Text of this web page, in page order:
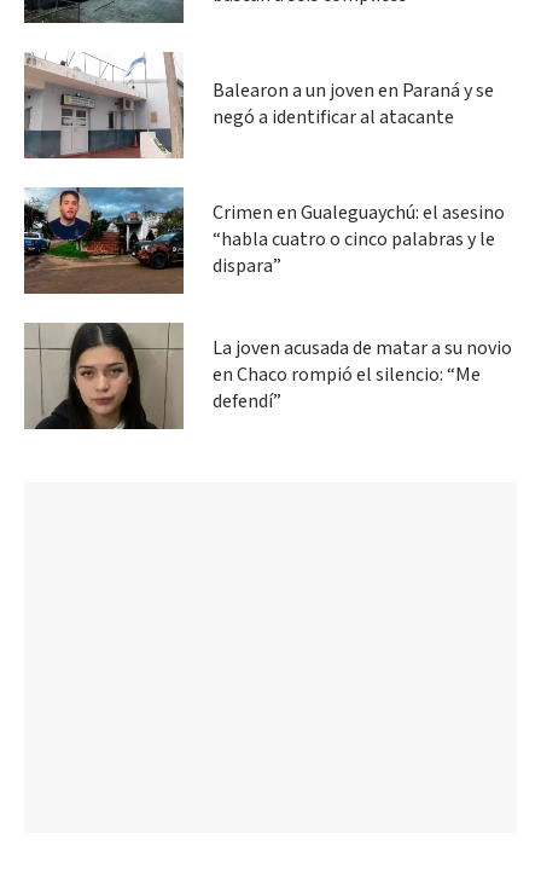
Balearon a un joven en Paraná y se
negó a identificar al atacante
Crimen en Gualeguaychú: el asesino
“habla cuatro o cinco palabras y le
dispara”
La joven acusada de matar a su novio
en Chaco rompió el silencio: “Me
defendí”